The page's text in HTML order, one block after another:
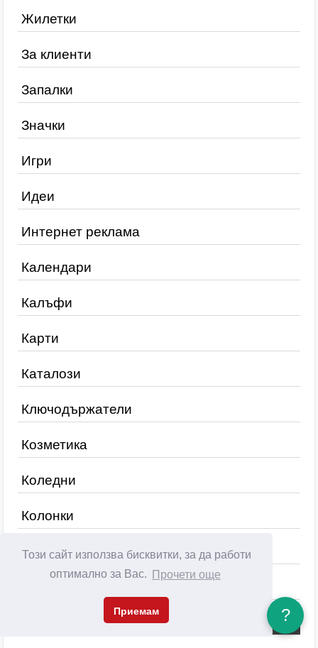
Този сайт използва бисквитки, за да работи
оптимално за Вас.
Прочети още
Приемам
Жилетки
За клиенти
Запалки
Значки
Игри
Идеи
Интернет реклама
Календари
Калъфи
Карти
Каталози
Ключодържатели
Козметика
Коледни
Колонки
Кубчета
Куфари, сакове ?